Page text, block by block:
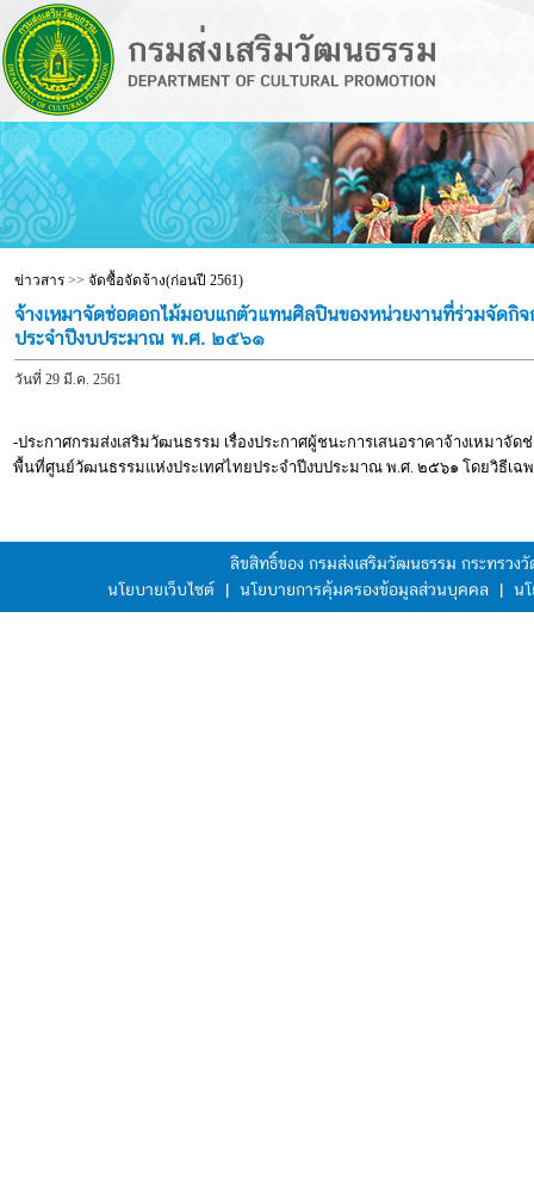
ข่าวสาร>> จัดซื้อจัดจ้าง(ก่อนปี 2561)
จ้างเหมาจัดช่อดอกไม้มอบแกตัวแทนศิลปินของหน่วยงานที่ร่วมจัดกิ
ประจำปีงบประมาณ พ.ศ. ๒๕๖๑
วันที่ 29 มี.ค. 2561
-ประกาศกรมส่งเสริมวัฒนธรรม เรื่องประกาศผู้ชนะการเสนอราคาจ้างเหมา
พื้นที่ศูนย์วัฒนธรรมแห่งประเทศไทยประจำปีงบประมาณ พ.ศ. ๒๕๖๑ โดยวิธีเฉพ
ลิขสิทธิ์ของ กรมส่งเสริมวัฒนธรรม กระทรว
นโยบายเว็บไซต์
| นโยบายการคุ้มครองข้อมูลส่วนบุคคล | น